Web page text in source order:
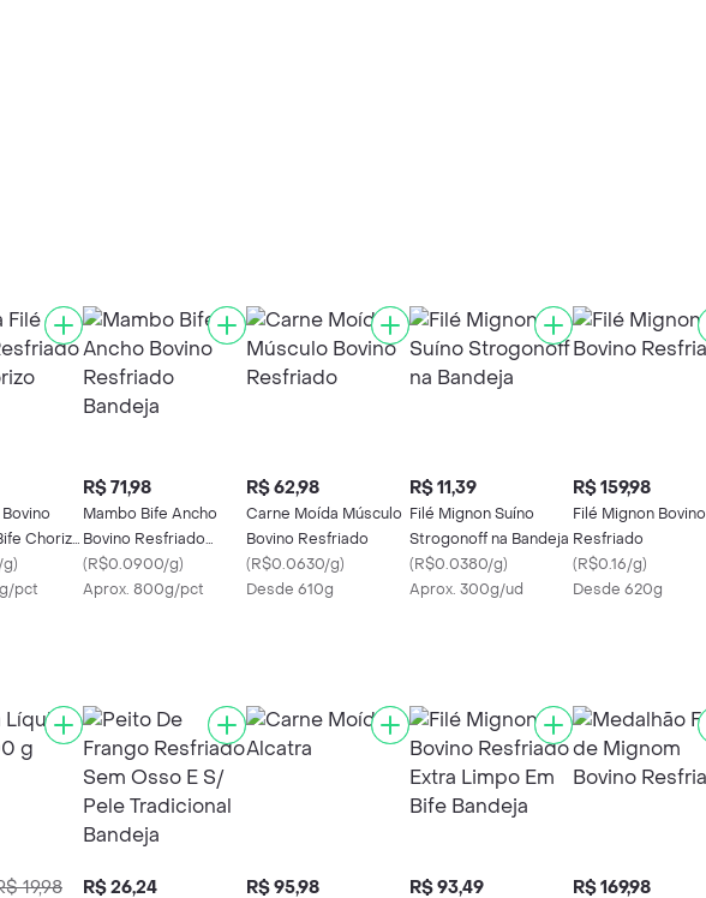
Chorizo
)
pct
R$ 71,98
Mambo Bife Ancho
Bovino Resfriado
Bandeja
(R$0.0900/g)
Aprox. 800g/pct
R$ 62,98
Carne Moída Músculo
Bovino Resfriado
(R$0.0630/g)
Desde 610g
R$ 11,39
Filé Mignon Suíno
Strogonoff na Bandeja
(R$0.0380/g)
Aprox. 300g/ud
R$ 159,98
Filé Mignon Bovino
Resfriado
(R$0.16/g)
Desde 620g
19,98 R$ 26,24 R$ 95,98 R$ 93,49 R$ 169,98